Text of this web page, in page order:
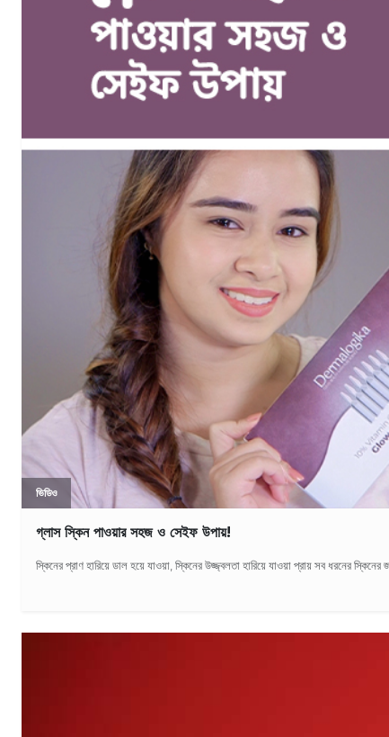
ভিডিও
গ্লাস স্কিন পাওয়ার সহজ ও সেইফ উপায়!
স্কিনের প্রাণ হারিয়ে ডাল হয়ে যাওয়া, স্কিনের উজ্জ্বলতা হারিয়ে যাওয়া প্রায় সব ধরনের